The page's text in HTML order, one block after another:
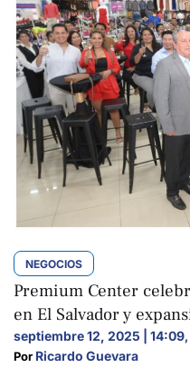
NEGOCIOS
Premium Center
en El Salvador y
septiembre 12, 2025 | 14:09,
Por Ricardo Guevara